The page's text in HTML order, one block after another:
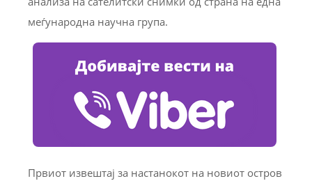
меѓународна научна група.
Првиот извештај за настанокот на новиот остров